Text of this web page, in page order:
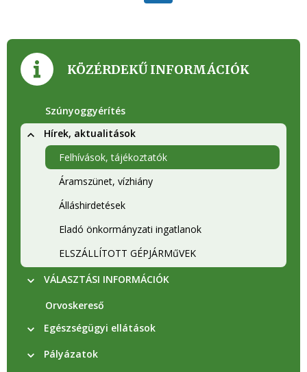
KÖZÉRDEKŰ INFORMÁCIÓK
Szúnyoggyérítés
Hírek, aktualitások
Felhívások, tájékoztatók
Áramszünet, vízhiány
Álláshirdetések
Eladó önkormányzati ingatlanok
ELSZÁLLÍTOTT GÉPJÁRMűVEK
VÁLASZTÁSI INFORMÁCIÓK
Orvoskereső
Egészségügyi ellátások
Pályázatok